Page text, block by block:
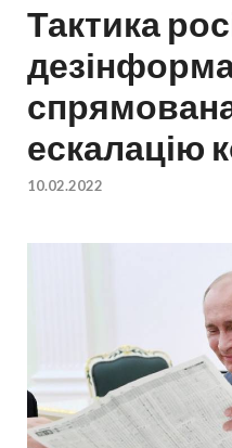
Тактика
ескалацію
10.02.2022